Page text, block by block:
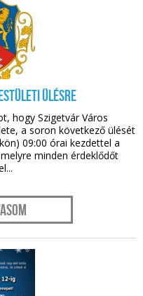
ülésre
hogy Szigetvár Város
a soron következő ülését
09:00 órai kezdettel a
minden érdeklődőt